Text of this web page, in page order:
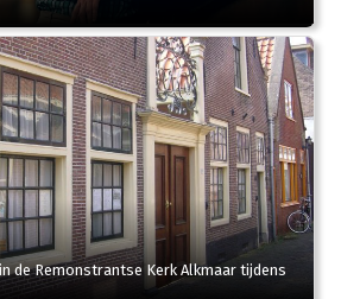
de Remonstrantse Kerk Alkmaar tijdens